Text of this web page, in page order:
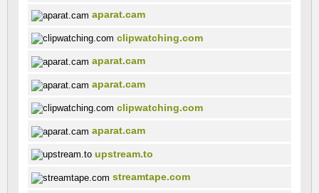
aparat.cam
clipwatching.com
aparat.cam
aparat.cam
clipwatching.com
aparat.cam
upstream.to
streamtape.com